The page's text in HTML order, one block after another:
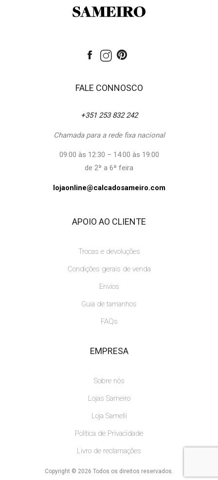
FALE CONNOSCO
+351 253 832 242
Chamada para a rede fixa nacional
09:00 às 12:30 – 14:00 às 19:00
de 2ª a 6ª feira
lojaonline@calcadosameiro.com
APOIO AO CLIENTE
Trocas e devoluções
Condições gerais de venda
Envios
Guia de tamanhos
FAQs
EMPRESA
Sobre nós
Lojas Sameiro
Loja Samelli
Política de Privacidade
Livro de reclamações
Copyright © 2026 Todos os direitos reservados.